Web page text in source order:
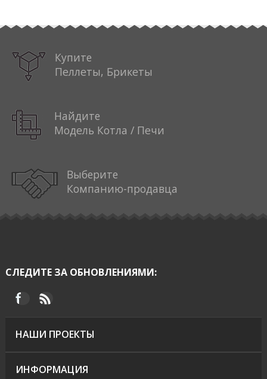
Купите
Пеллеты, Брикеты
Найдите
Модель Котла / Печи
Выберите
Компанию-продавца
СЛЕДИТЕ ЗА ОБНОВЛЕНИЯМИ:
НАШИ ПРОЕКТЫ
ИНФОРМАЦИЯ